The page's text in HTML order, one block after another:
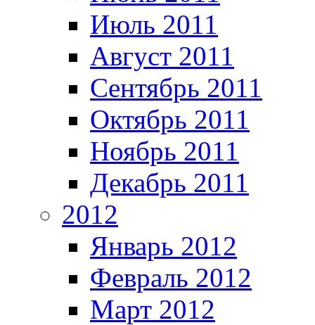
Июль 2011
Август 2011
Сентябрь 2011
Октябрь 2011
Ноябрь 2011
Декабрь 2011
2012
Январь 2012
Февраль 2012
Март 2012